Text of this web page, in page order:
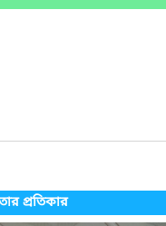
প্রতিকার